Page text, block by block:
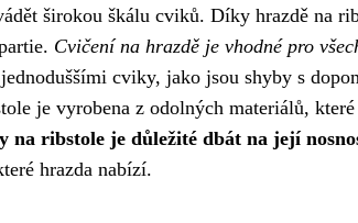
širokou škálu cviků. Díky hrazdě na
Cvičení na hrazdě je vhodné pro
cviky, jako jsou shyby s
je vyrobena z odolných materiálů,
na ribstole je důležité dbát na její
hrazda nabízí.